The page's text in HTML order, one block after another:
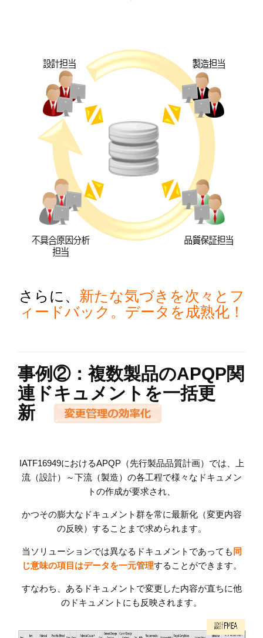
さらに、 新たな気づきを次々とフ
ィードバック。データを成熟化！
事例②：複数製品のAPQP関
連ドキュメントを一括更
新
IATF16949におけるAPQP（先行製品品質計画）では、上
流（設計）～下流（製造）の各工程で様々なドキュメン
トの作成が要求され、
かつその膨大なドキュメント群を常に最新化（変更内容
の反映）することまで求められます。
当ソリューションでは異なるドキュメントであっても 同
じ意味の項目はデータを一元管理することができます。
すなわち、あるドキュメントで変更した内容が直ちに他
のドキュメントにも反映されます。